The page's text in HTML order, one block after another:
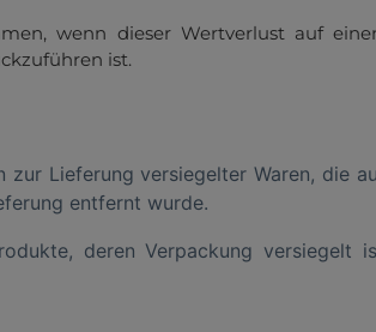
wenn dieser Wertverlust auf
ist.
Lieferung versiegelter Waren, die
entfernt wurde.
deren Verpackung